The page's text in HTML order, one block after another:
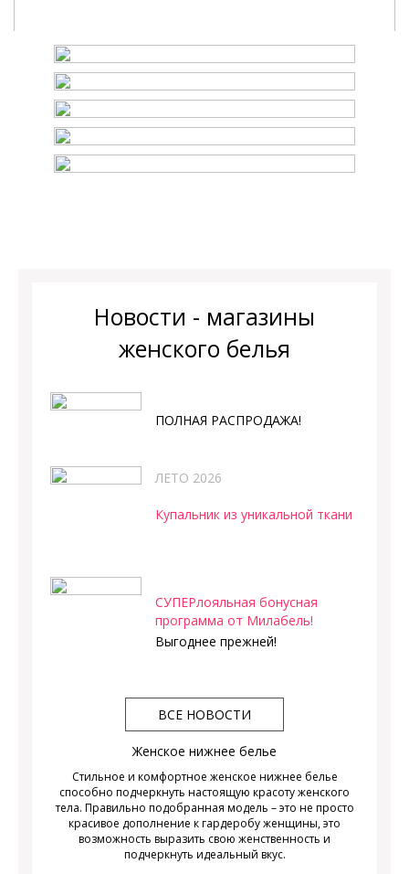
Новости - магазины
женского белья
ПОЛНАЯ РАСПРОДАЖА!
ЛЕТО 2026
Купальник из уникальной ткани
СУПЕРлояльная бонусная
программа от Милабель!
Выгоднее прежней!
ВСЕ НОВОСТИ
Женское нижнее белье
Стильное и комфортное женское нижнее белье
способно подчеркнуть настоящую красоту женского
тела. Правильно подобранная модель – это не просто
красивое дополнение к гардеробу женщины, это
возможность выразить свою женственность и
подчеркнуть идеальный вкус.